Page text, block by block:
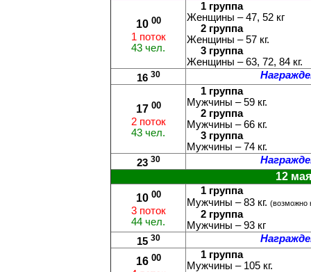
10 00
1 поток
43 чел.
1 группа
Женщины – 47, 52 кг
2 группа
Женщины – 57 кг.
3 группа
Женщины – 63, 72, 84 кг.
16 30
17 00
2 поток
43 чел.
1 группа
Мужчины – 59 кг.
2 группа
Мужчины – 66 кг.
3 группа
Мужчины – 74 кг.
23 30
12
10 00
3 поток
44 чел.
1 группа
Мужчины – 83 кг. (возможно
2 группа
Мужчины – 93 кг
15 30
16 00
1 группа
Мужчины – 105 кг.